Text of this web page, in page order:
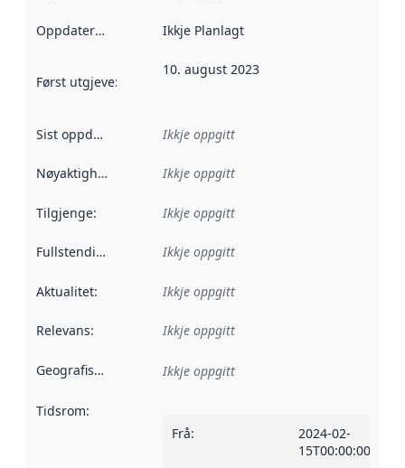
Oppdateringsfrekvens :
Ikkje Planlagt
Først utgjeve: Denne datoen seier når dataa i dette
10. august 2023
Sist oppdatert Ikkje oppgitt
Nøyaktigheit Ikkje oppgitt
Tilgjenge: Ikkje oppgitt
Fullstendigheit Ikkje oppgitt
Aktualitet: Ikkje oppgitt
Relevans: Ikkje oppgitt
Geografisk område Ikkje oppgitt
Tidsrom:
Frå:
2024-02-
15T00:00:00Z